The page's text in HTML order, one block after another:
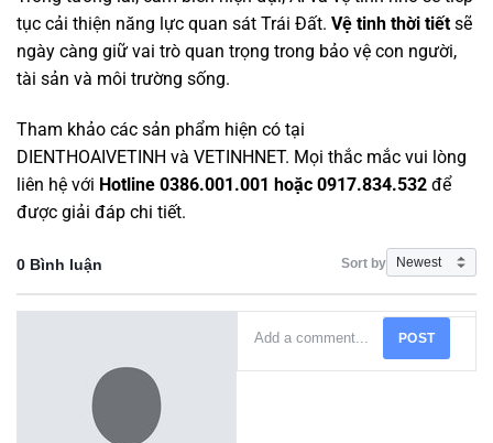
tục cải thiện năng lực quan sát Trái Đất. Vệ tinh thời tiết sẽ
ngày càng giữ vai trò quan trọng trong bảo vệ con người,
tài sản và môi trường sống.
Tham khảo các sản phẩm hiện có tại
DIENTHOAIVETINH và VETINHNET. Mọi thắc mắc vui lòng
liên hệ với Hotline 0386.001.001 hoặc 0917.834.532 để
được giải đáp chi tiết.
0 Bình luận Sort by
POST